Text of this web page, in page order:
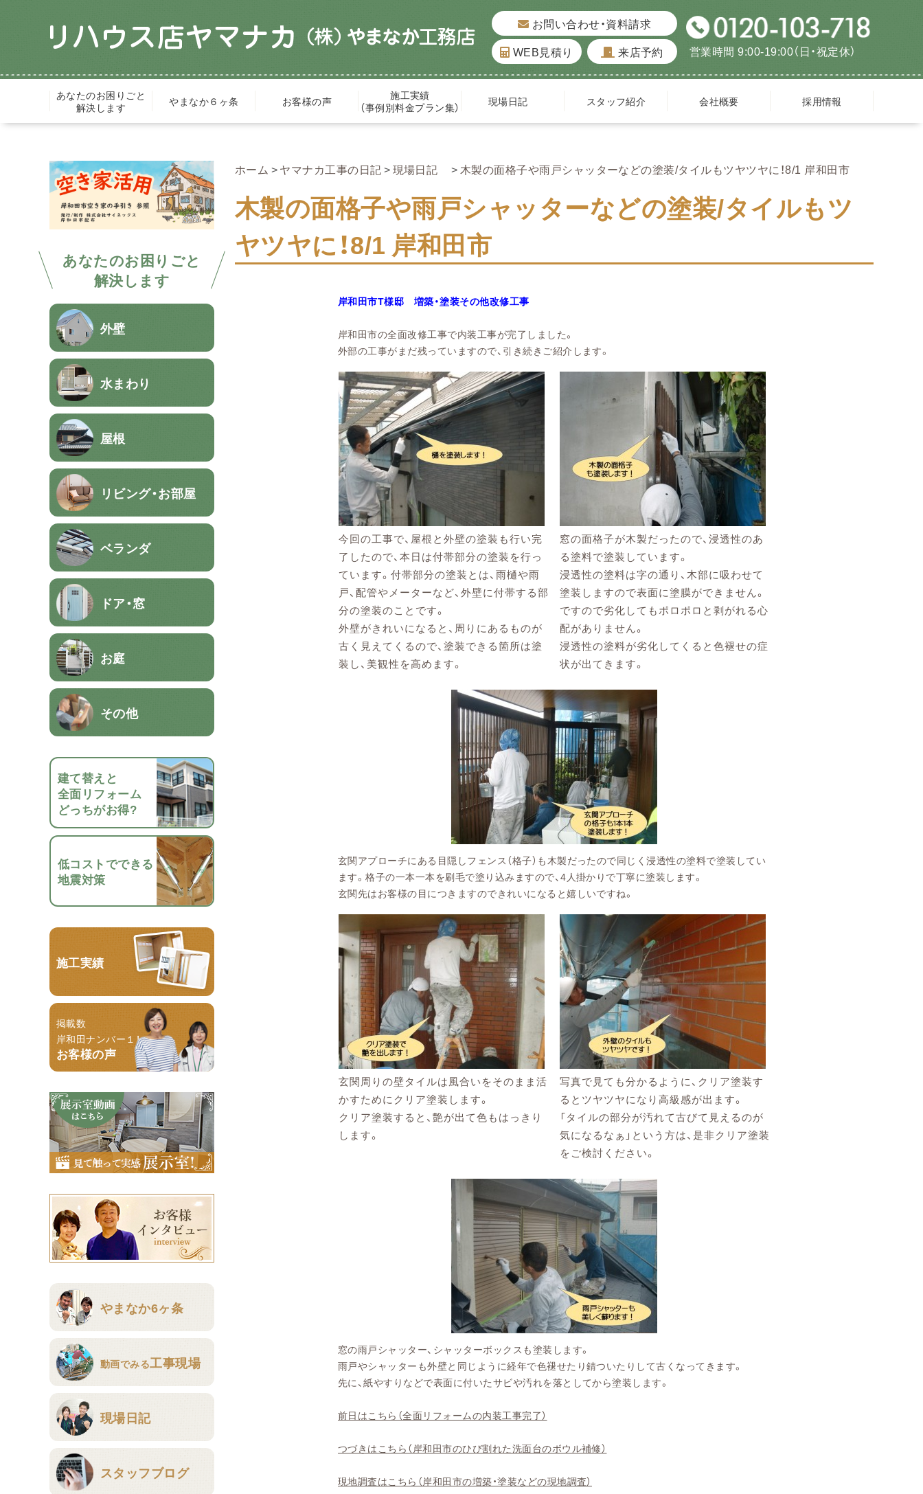
お問い合わせ・資料請求
WEB見積り
来店予約 営業時間 9:00-19:00（日・祝定休）
あなたのお困りごと
解決します
やまなか６ヶ条 お客様の声
施工実績
（事例別料金プラン集）
現場日記 スタッフ紹介 会社概要 採用情報
あなたのお困りごと
解決します
外壁
水まわり
屋根
リビング・お部屋
ベランダ
ドア・窓
お庭
その他
建て替えと
全面リフォーム
どっちがお得?
低コストでできる
地震対策
施工実績
掲載数
岸和田ナンバー１！
お客様の声
やまなか6ヶ条
動画でみる工事現場
現場日記
スタッフブログ
ホーム ヤマナカ工事の日記 現場日記 木製の面格子や雨戸シャッターなどの塗装/タイルもツヤツヤに！8/1 岸和田市
木製の面格子や雨戸シャッターなどの塗装/タイルもツ
ヤツヤに！8/1 岸和田市
岸和田市T様邸 増築・塗装その他改修工事
岸和田市の全面改修工事で内装工事が完了しました。
外部の工事がまだ残っていますので、引き続きご紹介します。
今回の工事で、屋根と外壁の塗装も行い完
了したので、本日は付帯部分の塗装を行っ
ています。付帯部分の塗装とは、雨樋や雨
戸、配管やメーターなど、外壁に付帯する部
分の塗装のことです。
外壁がきれいになると、周りにあるものが
古く見えてくるので、塗装できる箇所は塗
装し、美観性を高めます。
窓の面格子が木製だったので、浸透性のあ
る塗料で塗装しています。
浸透性の塗料は字の通り、木部に吸わせて
塗装しますので表面に塗膜ができません。
ですので劣化してもポロポロと剥がれる心
配がありません。
浸透性の塗料が劣化してくると色褪せの症
状が出てきます。
玄関アプローチにある目隠しフェンス（格子）も木製だったので同じく浸透性の塗料で塗装してい
ます。格子の一本一本を刷毛で塗り込みますので、4人掛かりで丁寧に塗装します。
玄関先はお客様の目につきますのできれいになると嬉しいですね。
玄関周りの壁タイルは風合いをそのまま活
かすためにクリア塗装します。
クリア塗装すると、艶が出て色もはっきり
します。
写真で見ても分かるように、クリア塗装す
るとツヤツヤになり高級感が出ます。
「タイルの部分が汚れて古びて見えるのが
気になるなぁ」という方は、是非クリア塗装
をご検討ください。
窓の雨戸シャッター、シャッターボックスも塗装します。
雨戸やシャッターも外壁と同じように経年で色褪せたり錆ついたりして古くなってきます。
先に、紙やすりなどで表面に付いたサビや汚れを落としてから塗装します。
前日はこちら（全面リフォームの内装工事完了）
つづきはこちら（岸和田市のひび割れた洗面台のボウル補修）
現地調査はこちら（岸和田市の増築・塗装などの現地調査）